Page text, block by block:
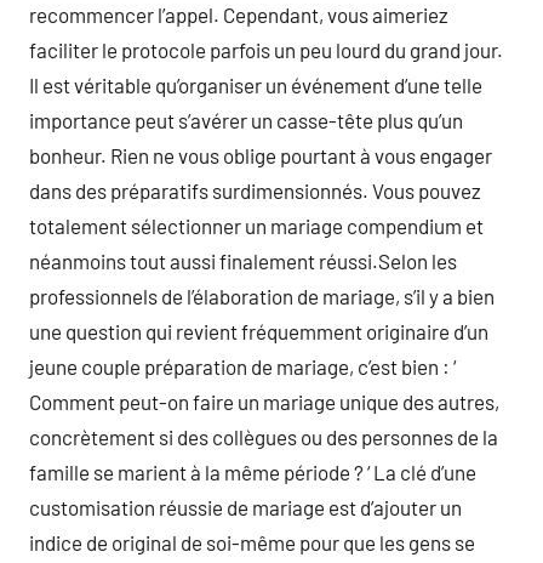
recommencer l’appel. Cependant, vous aimeriez
faciliter le protocole parfois un peu lourd du grand jour.
Il est véritable qu’organiser un événement d’une telle
importance peut s’avérer un casse-tête plus qu’un
bonheur. Rien ne vous oblige pourtant à vous engager
dans des préparatifs surdimensionnés. Vous pouvez
totalement sélectionner un mariage compendium et
néanmoins tout aussi finalement réussi.Selon les
professionnels de l’élaboration de mariage, s’il y a bien
une question qui revient fréquemment originaire d’un
jeune couple préparation de mariage, c’est bien : ‘
Comment peut-on faire un mariage unique des autres,
concrètement si des collègues ou des personnes de la
famille se marient à la même période ? ‘ La clé d’une
customisation réussie de mariage est d’ajouter un
indice de original de soi-même pour que les gens se